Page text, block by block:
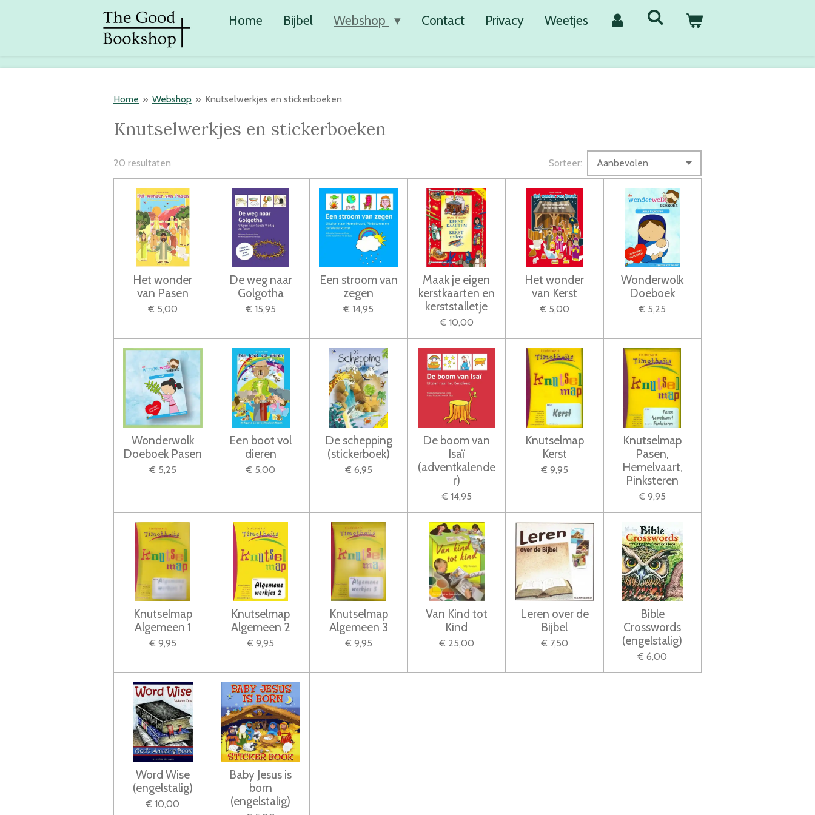
Home Bijbel Webshop Contact Privacy Weetjes
Home » Webshop » Knutselwerkjes en stickerboeken
Knutselwerkjes en stickerboeken
20 resultaten Sorteer:
Het wonder
van Pasen
€ 5,00
De weg naar
Golgotha
€ 15,95
Een stroom van
zegen
€ 14,95
Maak je eigen
kerstkaarten en
kerststalletje
€ 10,00
Het wonder
van Kerst
€ 5,00
Wonderwolk
Doeboek
€ 5,25
Wonderwolk
Doeboek Pasen
€ 5,25
Een boot vol
dieren
€ 5,00
De schepping
(stickerboek)
€ 6,95
De boom van
Isaï
(adventkalende
r)
€ 14,95
Knutselmap
Kerst
€ 9,95
Knutselmap
Pasen,
Hemelvaart,
Pinksteren
€ 9,95
Knutselmap
Algemeen 1
€ 9,95
Knutselmap
Algemeen 2
€ 9,95
Knutselmap
Algemeen 3
€ 9,95
Van Kind tot
Kind
€ 25,00
Leren over de
Bijbel
€ 7,50
Bible
Crosswords
(engelstalig)
€ 6,00
Word Wise
(engelstalig)
€ 10,00
Baby Jesus is
born
(engelstalig)